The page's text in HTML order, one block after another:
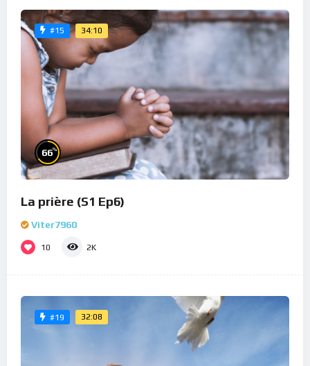
#15 34:10
66%
La prière (S1 Ep6)
Viter7960
10 2K
#19 32:08